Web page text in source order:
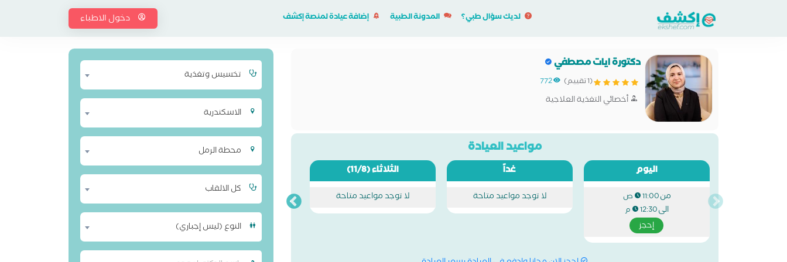
لديك سؤال طبي؟ المدونة الطبية إضافة عيادة لمنصة إكشف دخول الاطباء
دكتورة ايات مصطفي
(1 تقييم) 772
أخصائي التغذية العلاجية
مواعيد العيادة
اليوم
من11:00 ص
الى12:30 م
إحجز
غداً
لا توجد مواعيد متاحة
الثلاثاء(11/8)
لا توجد مواعيد متاحة
تخسيس وتغذية
الاسكندرية
محطة الرمل
كل الالقاب
النوع (ليس إجباري)